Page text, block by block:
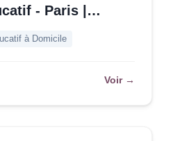
- Paris |
à Domicile
Voir →